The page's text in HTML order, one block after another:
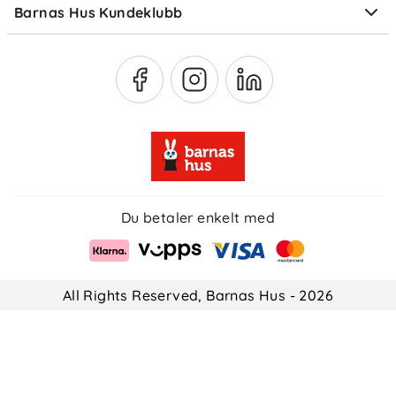
Barnas Hus Kundeklubb
Medlemsvilkår
Du betaler enkelt med
All Rights Reserved, Barnas Hus - 2026